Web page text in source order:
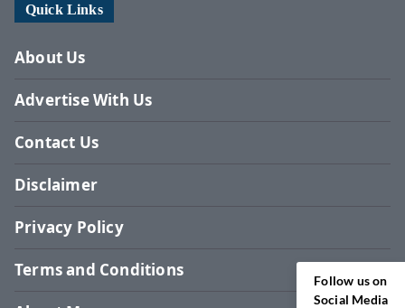
Quick Links
About Us
Advertise With Us
Contact Us
Disclaimer
Privacy Policy
Terms and Conditions
Follow us on
Social Media